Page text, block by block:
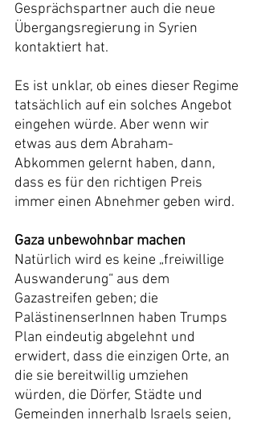
Gesprächspartner auch die neue
Übergangsregierung in Syrien
kontaktiert hat.
Es ist unklar, ob eines dieser Regime
tatsächlich auf ein solches Angebot
eingehen würde. Aber wenn wir
etwas aus dem Abraham-
Abkommen gelernt haben, dann,
dass es für den richtigen Preis
immer einen Abnehmer geben wird.
Gaza unbewohnbar machen
Natürlich wird es keine „freiwillige
Auswanderung“ aus dem
Gazastreifen geben; die
PalästinenserInnen haben Trumps
Plan eindeutig abgelehnt und
erwidert, dass die einzigen Orte, an
die sie bereitwillig umziehen
würden, die Dörfer, Städte und
Gemeinden innerhalb Israels seien,